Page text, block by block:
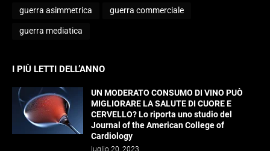
guerra asimmetrica guerra commerciale
guerra mediatica
I PIÙ LETTI DELL’ANNO
UN MODERATO CONSUMO DI VINO PUÒ
MIGLIORARE LA SALUTE DI CUORE E
CERVELLO? Lo riporta uno studio del
Journal of the American College of
Cardiology
luglio 20, 2023